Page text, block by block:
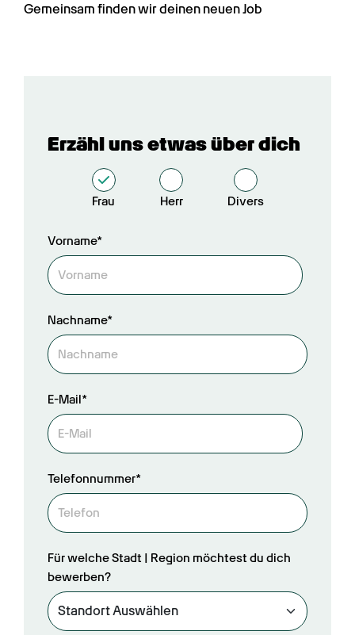
Gemeinsam finden wir deinen neuen Job
Erzähl uns etwas über dich
Frau Herr Divers
Vorname*
Nachname*
E-Mail*
Telefonnummer*
Für welche Stadt | Region möchtest du dich
bewerben?